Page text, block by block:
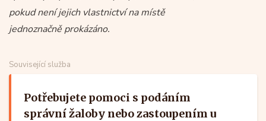
pokud není jejich vlastnictví na místě
jednoznačně prokázáno.
Související služba
Potřebujete pomoci s podáním
správní žaloby nebo zastoupením u